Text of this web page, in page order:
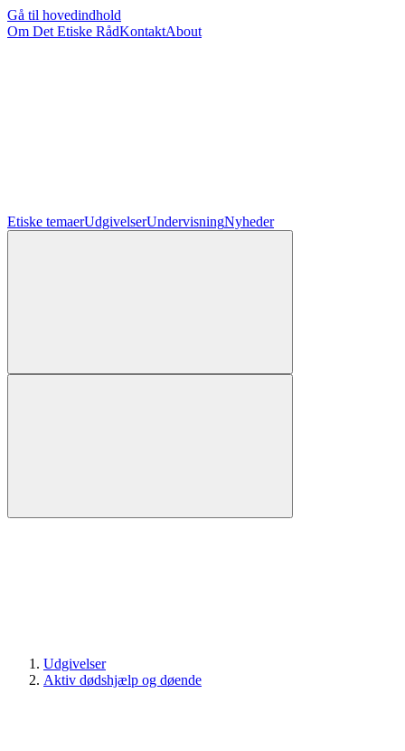
Gå til hovedindhold
Om Det Etiske RådKontaktAbout
Etiske temaerUdgivelserUndervisningNyheder
Udgivelser
Aktiv dødshjælp og døende